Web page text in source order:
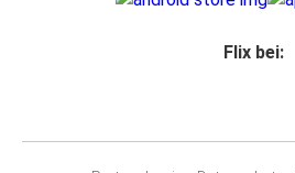
Flix bei: